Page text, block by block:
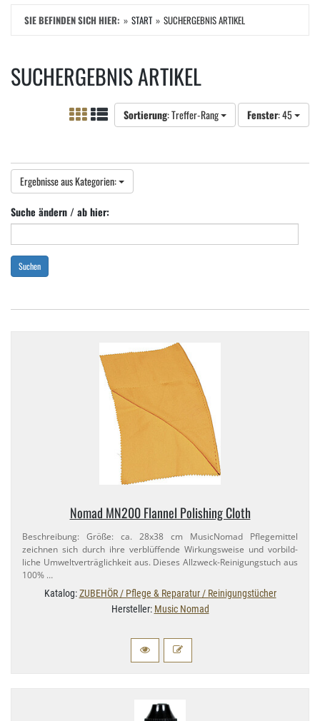
SIE BEFINDEN SICH HIER: START SUCHERGEBNIS ARTIKEL
SUCHERGEBNIS ARTIKEL
Sortierung: Treffer-Rang Fenster: 45
Ergebnisse aus Kategorien:
Suche ändern / ab hier:
Suchen
Nomad MN200 Flannel Polishing Cloth
Beschreibung: Größe: ca. 28x38 cm MusicNomad Pflegemittel
zeichnen sich durch ihre verblüffende Wirkungsweise und vorbild-
liche Umweltverträglichkeit aus. Dieses Allzweck-​Reinigungstuch aus
100% …
Katalog:ZUBEHÖR / Pflege & Reparatur / Reinigungstücher
Hersteller: Music Nomad